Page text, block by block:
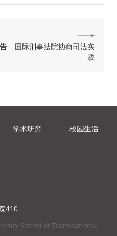
｜国际刑事法院协商司法实
践
学术研究 校园生活
410
School of Transnational